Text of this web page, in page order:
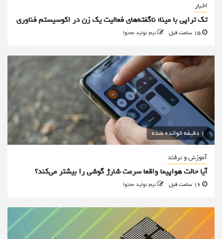
اخبار
تک تراپی با مینا؛ ناگفته‌های فعالیت یک زن در اکوسیستم فناوری
تیم تولید محتوا
1 دقیقه خوانده شده
آموزش و ترفند
آیا حالت هواپیما واقعا سرعت شارژ گوشی را بیشتر می‌کند؟
تیم تولید محتوا